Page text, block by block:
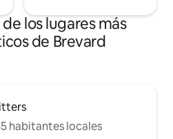
los lugares más
de Brevard
habitantes locales